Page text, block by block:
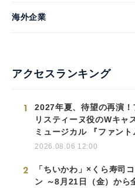
海外企業
アクセスランキング
1
2027年夏、待望の再演！
リスティーヌ役のWキャ
ミュージカル 『ファント
2026.08.06 12:00
2
「ちいかわ」×くら寿司
ン ～8月21日（金）から